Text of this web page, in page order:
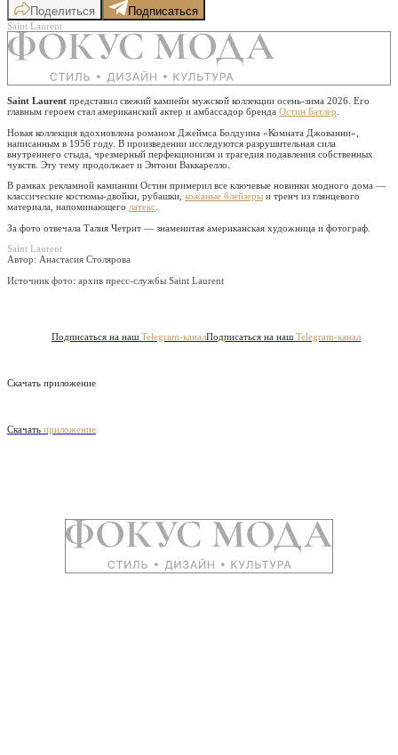
Поделиться Подписаться
Saint Laurent
Saint Laurent представил свежий кампейн мужской коллекции осень-зима 2026. Его
главным героем стал американский актер и амбассадор бренда Остин Батлер
Новая коллекция вдохновлена романом Джеймса Болдуина «Комната Джованни»,
написанным в 1956 году. В произведении исследуются разрушительная сила
внутреннего стыда, чрезмерный перфекционизм и трагедия подавления собственных
чувств. Эту тему продолжает и Энтони Ваккарелло.
В рамках рекламной кампании Остин примерил все ключевые новинки модного дома —
классические костюмы-двойки, рубашки, кожаные блейзеры и тренч из глянцевого
материала, напоминающего латекс
За фото отвечала Талия Четрит — знаменитая американская художница и фотограф.
Saint Laurent
Автор: Анастасия Столярова
Источник фото: архив пресс-службы Saint Laurent
Подписаться на наш Telegram-каналПодписаться на наш Telegram-канал
Скачать приложение
Скачать приложение